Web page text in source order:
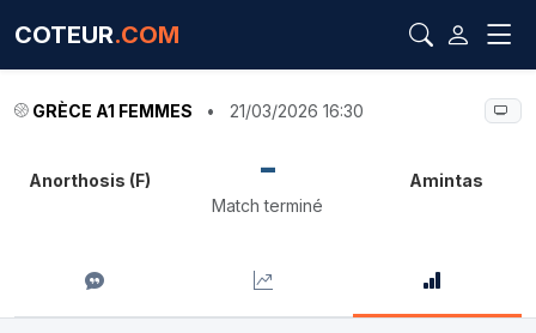
COTEUR.COM
GRÈCE A1 FEMMES • 21/03/2026 16:30
Anorthosis (F) -
Match terminé
Amintas